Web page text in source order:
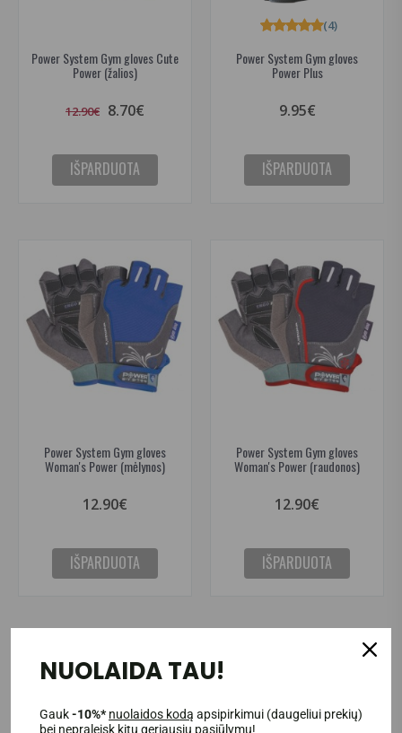
Power System Gym gloves Cute
Power (žalios)
12.90€ 8.70€
IŠPARDUOTA
Power System Gym gloves
Power Plus
(4)
9.95€
IŠPARDUOTA
Power System Gym gloves
Woman's Power (mėlynos)
12.90€
IŠPARDUOTA
Power System Gym gloves
Woman's Power (raudonos)
12.90€
IŠPARDUOTA
NUOLAIDA TAU!
Gauk-10%* nuolaidos kodą apsipirkimui (daugeliui prekių)
bei nepraleisk kitų geriausių pasiūlymų!